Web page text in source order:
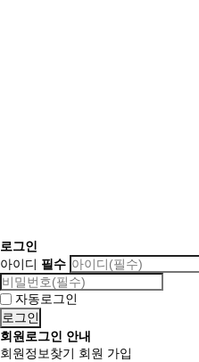
로그인
아이디 필수
자동로그인
회원로그인 안내
회원정보찾기 회원 가입